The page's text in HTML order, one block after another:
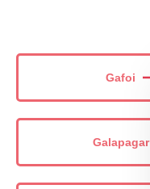
Gafoi
Galapagar